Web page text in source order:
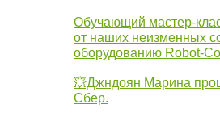
Обучающий мастер-
от наших неизменных
оборудованию Robot-
💥Джндоян Марина
Сбер.